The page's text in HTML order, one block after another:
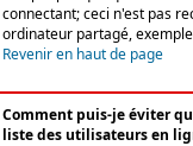
connectant; ceci n'est pas
ordinateur partagé,
Revenir en haut de page
Comment puis-je éviter
liste des utilisateurs en